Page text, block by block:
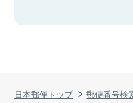
日本郵便トップ 郵便番号検